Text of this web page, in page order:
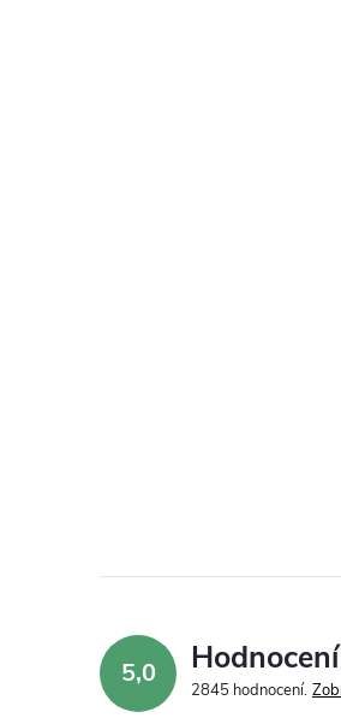
5,0
2845 hodnocení